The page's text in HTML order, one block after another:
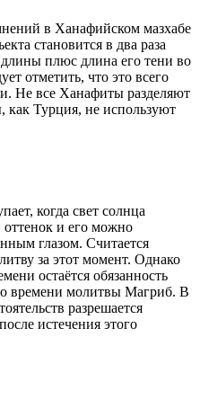
в Ханафийском мазхабе
становится в два раза
плюс длина его тени во
отметить, что это всего
Не все Ханафиты разделяют
как Турция, не используют
когда свет солнца
оттенок и его можно
глазом. Считается
за этот момент. Однако
остаётся обязанность
времени молитвы Магриб. В
разрешается
истечения этого